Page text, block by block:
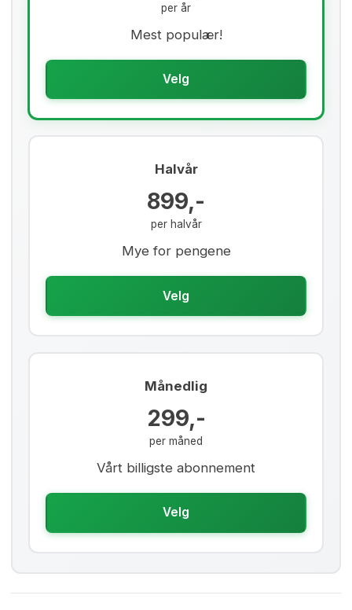
per år
Mest populær!
Velg
Halvår
899,-
per halvår
Mye for pengene
Velg
Månedlig
299,-
per måned
Vårt billigste abonnement
Velg